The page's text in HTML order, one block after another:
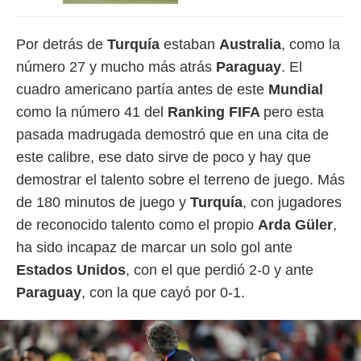
crear un
uso de
contenido
medir el
la
el
del
o a través
de
uso de
con el
Por detrás de Turquía estaban Australia, como la
número 27 y mucho más atrás Paraguay. El
cuadro americano partía antes de este Mundial
como la número 41 del Ranking FIFA pero esta
pasada madrugada demostró que en una cita de
este calibre, ese dato sirve de poco y hay que
demostrar el talento sobre el terreno de juego. Más
de 180 minutos de juego y Turquía, con jugadores
de reconocido talento como el propio Arda Güler,
ha sido incapaz de marcar un solo gol ante
Estados Unidos, con el que perdió 2-0 y ante
Paraguay, con la que cayó por 0-1.